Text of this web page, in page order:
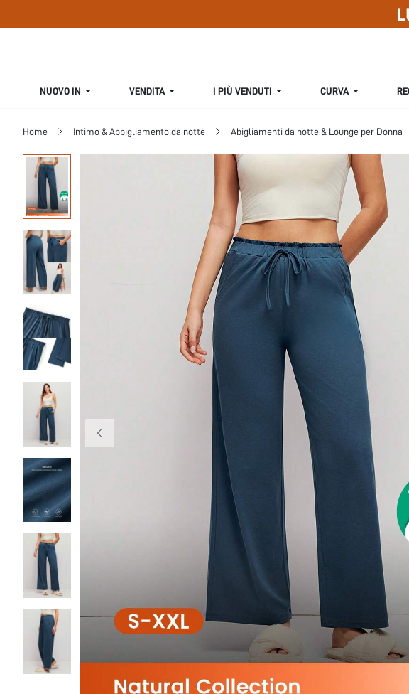
NUOVO IN VENDITA I PIÙ VENDUTI CURVA
Home Intimo & Abbigliamento da notte Abigliamenti da notte & Lounge per Donna